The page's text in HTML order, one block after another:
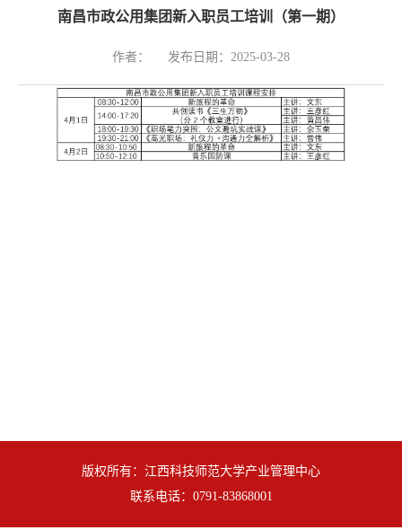
南昌市政公用集团新入职员工培训（第一期）
作者： 发布日期：2025-03-28
版权所有：江西科技师范大学产业管理中心
联系电话：0791-83868001